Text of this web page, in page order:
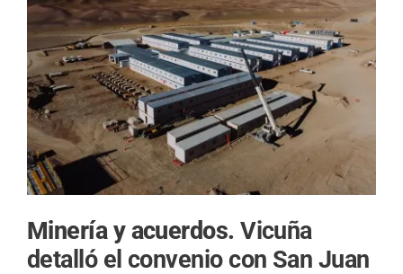
Minería y acuerdos.Vicuña
detalló el convenio con San Juan